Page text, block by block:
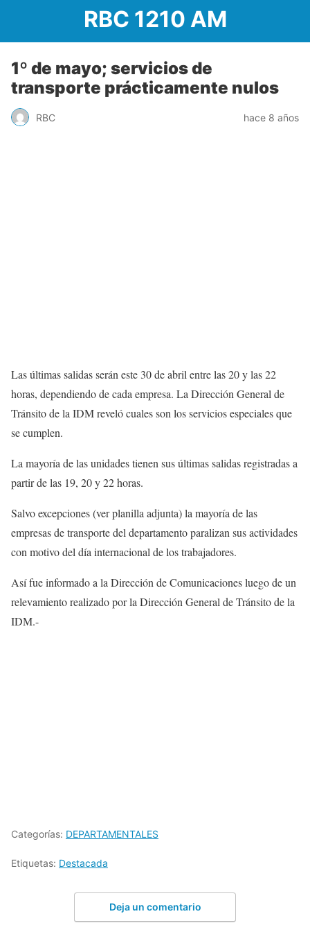
RBC 1210 AM
1º de mayo; servicios de
transporte prácticamente nulos
RBC hace 8 años
Las últimas salidas serán este 30 de abril entre las 20 y las 22
horas, dependiendo de cada empresa. La Dirección General de
Tránsito de la IDM reveló cuales son los servicios especiales que
se cumplen.
La mayoría de las unidades tienen sus últimas salidas registradas a
partir de las 19, 20 y 22 horas.
Salvo excepciones (ver planilla adjunta) la mayoría de las
empresas de transporte del departamento paralizan sus actividades
con motivo del día internacional de los trabajadores.
Así fue informado a la Dirección de Comunicaciones luego de un
relevamiento realizado por la Dirección General de Tránsito de la
IDM.-
Categorías: DEPARTAMENTALES
Etiquetas: Destacada
Deja un comentario